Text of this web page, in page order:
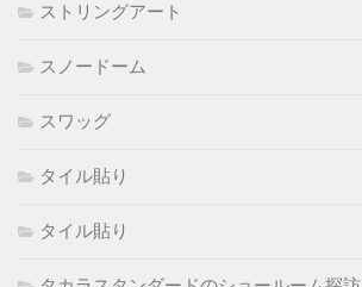
ストリングアート
スノードーム
スワッグ
タイル貼り
タイル貼り